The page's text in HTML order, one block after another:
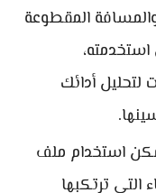
المقطوعة
لتحليل أدائك
استخدام ملف
التي ترتكبها